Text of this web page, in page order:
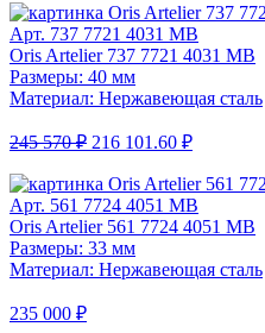
Арт. 737 7721 4031 MB
Oris Artelier 737 7721 4031 MB
Размеры: 40 мм
Материал: Нержавеющая сталь
245 570 ₽ 216 101.60 ₽
Арт. 561 7724 4051 MB
Oris Artelier 561 7724 4051 MB
Размеры: 33 мм
Материал: Нержавеющая сталь
235 000 ₽